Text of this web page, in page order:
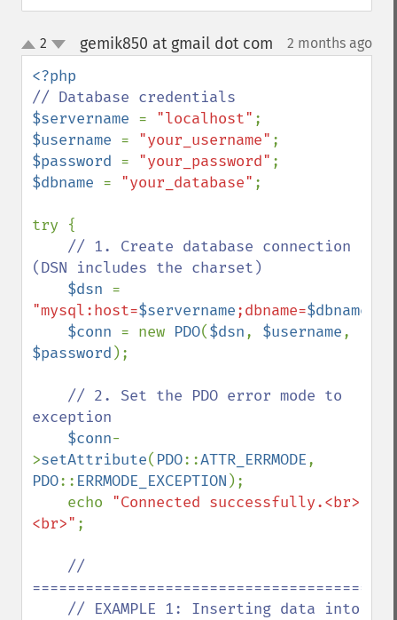
up
down
2 gemik850 at gmail dot com 2 months ago
$servername = "localhost"
$username = "your_username"
$password = "your_password"
$dbname = "your_database" ;
try {
// 1. Create database connection
(DSN includes the charset)
$dsn
"mysql:host=$servername;dbname=$dbname
$conn = new PDO($dsn, $username
$password );
// 2. Set the PDO error mode to
exception
$conn-
>setAttribute( PDO::ATTR_ERRMODE
PDO:: ERRMODE_EXCEPTION );
    echo
"Connected successfully.<br>
<br>" ;
//